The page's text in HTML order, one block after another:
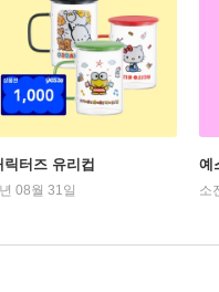
터즈 유리컵
08월 31일
예
소